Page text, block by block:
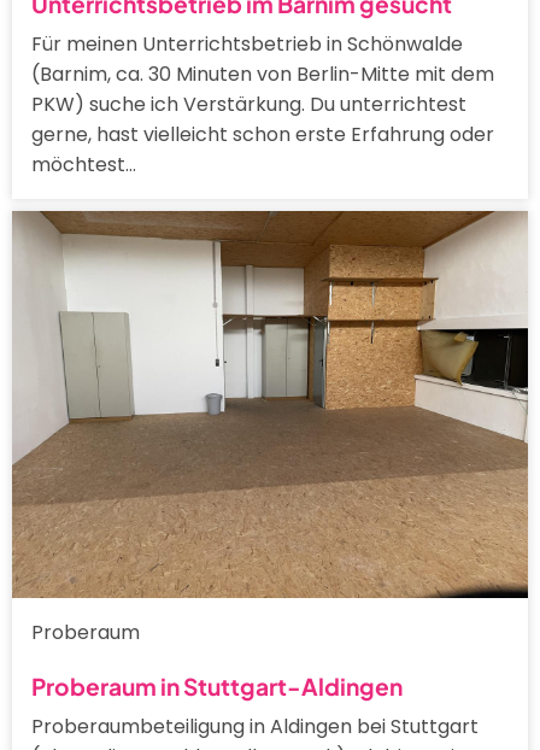
Für meinen Unterrichtsbetrieb in Schönwalde
(Barnim, ca. 30 Minuten von Berlin-Mitte mit dem
PKW) suche ich Verstärkung. Du unterrichtest
gerne, hast vielleicht schon erste Erfahrung oder
möchtest…
Proberaum
Proberaum in Stuttgart-Aldingen
Proberaumbeteiligung in Aldingen bei Stuttgart